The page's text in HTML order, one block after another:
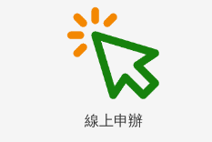
線上申辦